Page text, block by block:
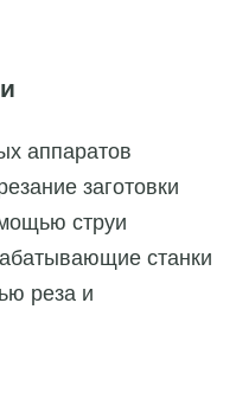
аппаратов
заготовки
струи
станки
реза и